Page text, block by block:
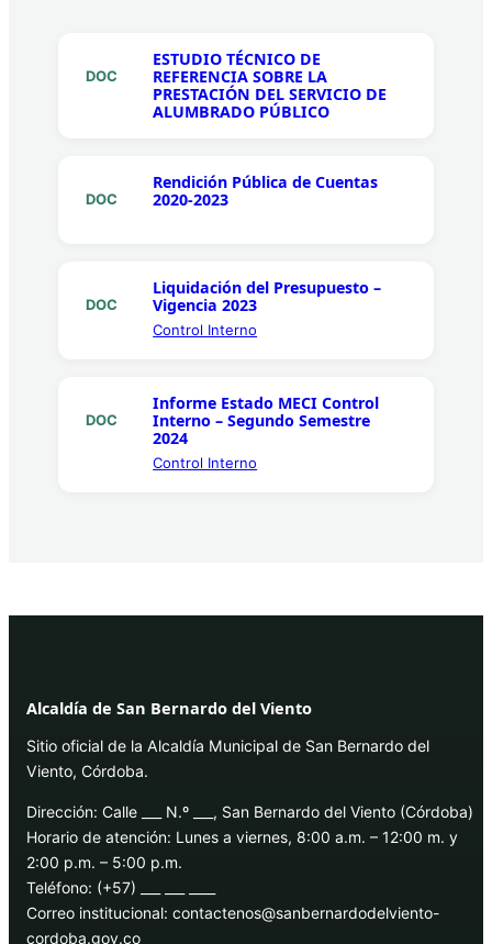
DOC
ESTUDIO TÉCNICO DE
REFERENCIA SOBRE LA
PRESTACIÓN DEL SERVICIO DE
ALUMBRADO PÚBLICO
DOC
Rendición Pública de Cuentas
2020-2023
DOC
Liquidación del Presupuesto –
Vigencia 2023
Control Interno
DOC
Informe Estado MECI Control
Interno – Segundo Semestre
2024
Control Interno
Alcaldía de San Bernardo del Viento
Sitio oficial de la Alcaldía Municipal de San Bernardo del
Viento, Córdoba.
Dirección: Calle ___ N.º ___, San Bernardo del Viento (Córdoba)
Horario de atención: Lunes a viernes, 8:00 a.m. – 12:00 m. y
2:00 p.m. – 5:00 p.m.
Teléfono: (+57) ___ ___ ____
Correo institucional: contactenos@sanbernardodelviento-
cordoba.gov.co